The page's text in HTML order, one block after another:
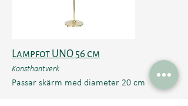
Lampfot UNO 56 cm
Konsthantverk
Passar skärm med diameter 20 cm